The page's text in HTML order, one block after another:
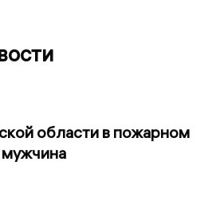
области в пожарном
мужчина